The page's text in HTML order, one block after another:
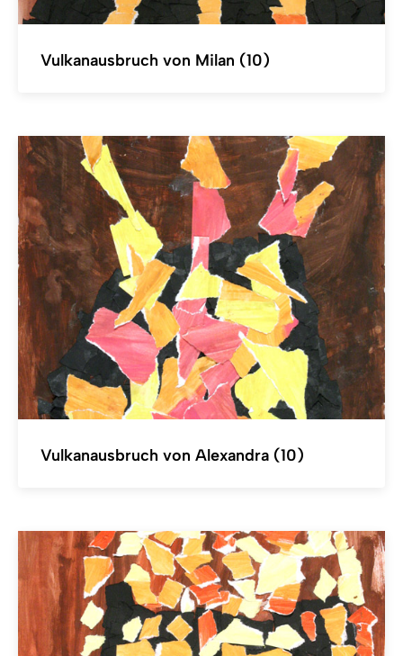
Vulkanausbruch von Milan (10)
Vulkanausbruch von Alexandra (10)